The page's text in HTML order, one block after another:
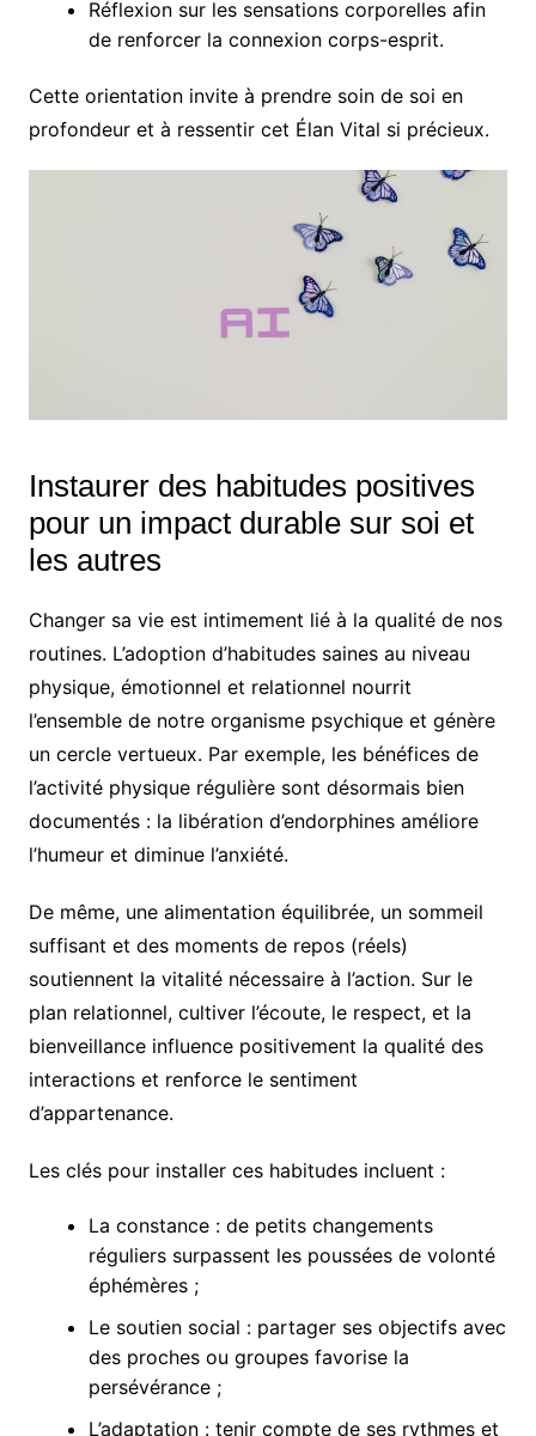
Réflexion sur les sensations corporelles afin
de renforcer la connexion corps-esprit.
Cette orientation invite à prendre soin de soi en
profondeur et à ressentir cet Élan Vital si précieux.
Instaurer des habitudes positives
pour un impact durable sur soi et
les autres
Changer sa vie est intimement lié à la qualité de nos
routines. L’adoption d’habitudes saines au niveau
physique, émotionnel et relationnel nourrit
l’ensemble de notre organisme psychique et génère
un cercle vertueux. Par exemple, les bénéfices de
l’activité physique régulière sont désormais bien
documentés : la libération d’endorphines améliore
l’humeur et diminue l’anxiété.
De même, une alimentation équilibrée, un sommeil
suffisant et des moments de repos (réels)
soutiennent la vitalité nécessaire à l’action. Sur le
plan relationnel, cultiver l’écoute, le respect, et la
bienveillance influence positivement la qualité des
interactions et renforce le sentiment
d’appartenance.
Les clés pour installer ces habitudes incluent :
La constance : de petits changements
réguliers surpassent les poussées de volonté
éphémères ;
Le soutien social : partager ses objectifs avec
des proches ou groupes favorise la
persévérance ;
L’adaptation : tenir compte de ses rythmes et